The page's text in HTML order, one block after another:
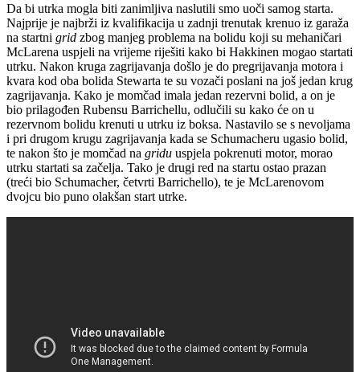
Da bi utrka mogla biti zanimljiva naslutili smo uoči samog starta.
Najprije je najbrži iz kvalifikacija u zadnji trenutak krenuo iz garaža
na startni grid zbog manjeg problema na bolidu koji su mehaničari
McLarena uspjeli na vrijeme riješiti kako bi Hakkinen mogao startati
utrku. Nakon kruga zagrijavanja došlo je do pregrijavanja motora i
kvara kod oba bolida Stewarta te su vozači poslani na još jedan krug
zagrijavanja. Kako je momčad imala jedan rezervni bolid, a on je
bio prilagođen Rubensu Barrichellu, odlučili su kako će on u
rezervnom bolidu krenuti u utrku iz boksa. Nastavilo se s nevoljama
i pri drugom krugu zagrijavanja kada se Schumacheru ugasio bolid,
te nakon što je momčad na gridu uspjela pokrenuti motor, morao
utrku startati sa začelja. Tako je drugi red na startu ostao prazan
(treći bio Schumacher, četvrti Barrichello), te je McLarenovom
dvojcu bio puno olakšan start utrke.